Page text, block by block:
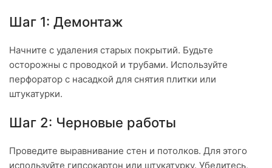
Шаг 1: Демонтаж
Начните с удаления старых покрытий. Будьте
осторожны с проводкой и трубами. Используйте
перфоратор с насадкой для снятия плитки или
штукатурки.
Шаг 2: Черновые работы
Проведите выравнивание стен и потолков. Для этого
используйте гипсокартон или штукатурку. Убедитесь,